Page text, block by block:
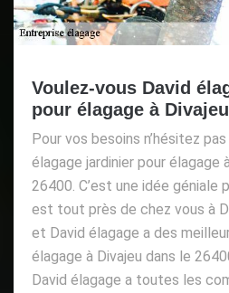
Voulez-vous David
pour élagage à
Pour vos besoins n’hésitez
élagage jardinier pour élagage
26400. C’est une idée géniale
est tout près de chez vous à
et David élagage a des
élagage à Divajeu dans le
David élagage a toutes les